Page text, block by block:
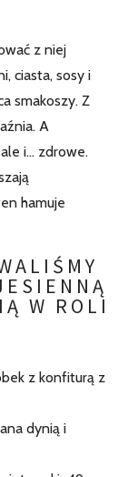
z niej
ciasta, sosy i
smakoszy. Z
A
i… zdrowe.
hamuje
W ROLI
z konfiturą z
dynią i